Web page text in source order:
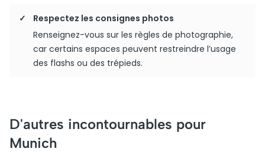
Respectez les consignes photos
Renseignez-vous sur les règles de photographie,
car certains espaces peuvent restreindre l’usage
des flashs ou des trépieds.
D'autres incontournables pour
Munich